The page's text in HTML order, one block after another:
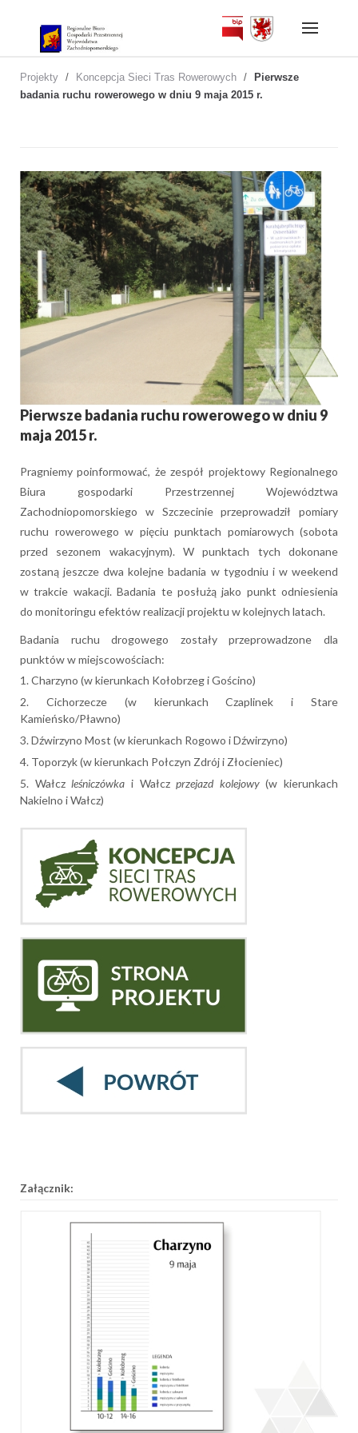
Projekty / Koncepcja Sieci Tras Rowerowych /
Pierwsze
badania ruchu rowerowego w dniu 9 maja 2015 r.
Pierwsze badania ruchu rowerowego w dniu 9
maja 2015 r.
Pragniemy poinformować, że zespół projektowy Regionalnego
Biura gospodarki Przestrzennej Województwa
Zachodniopomorskiego w Szczecinie przeprowadził pomiary
ruchu rowerowego w pięciu punktach pomiarowych (sobota
przed sezonem wakacyjnym). W punktach tych dokonane
zostaną jeszcze dwa kolejne badania w tygodniu i w weekend
w trakcie wakacji. Badania te posłużą jako punkt odniesienia
do monitoringu efektów realizacji projektu w kolejnych latach.
Badania ruchu drogowego zostały przeprowadzone dla
punktów w miejscowościach:
Charzyno (w kierunkach Kołobrzeg i Gościno)
Cichorzecze (w kierunkach Czaplinek i Stare
Kamieńsko/Pławno)
Dźwirzyno Most (w kierunkach Rogowo i Dźwirzyno)
Toporzyk (w kierunkach Połczyn Zdrój i Złocieniec)
Wałczleśniczówka i Wałczprzejazd kolejowy(w kierunkach
Nakielno i Wałcz)
Załącznik: